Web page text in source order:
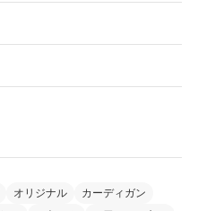
オリジナル
カーディガン